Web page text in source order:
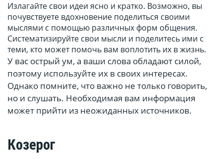
Излагайте свои идеи ясно и кратко. Возможно, вы
почувствуете вдохновение поделиться своими
мыслями с помощью различных форм общения.
Систематизируйте свои мысли и поделитесь ими с
теми, кто может помочь вам воплотить их в жизнь.
У вас острый ум, а ваши слова обладают силой,
поэтому используйте их в своих интересах.
Однако помните, что важно не только говорить,
но и слушать. Необходимая вам информация
может прийти из неожиданных источников.
Козерог